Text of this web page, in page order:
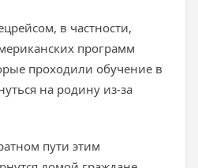
в частности,
программ
проходили обучение в
на родину из-за
пути этим